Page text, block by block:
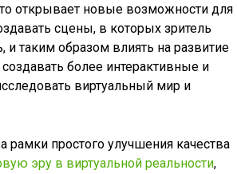
открывает новые возможности для
сцены, в которых зритель
и таким образом влиять на развитие
более интерактивные и
виртуальный мир и
простого улучшения качества
эру в виртуальной реальности,